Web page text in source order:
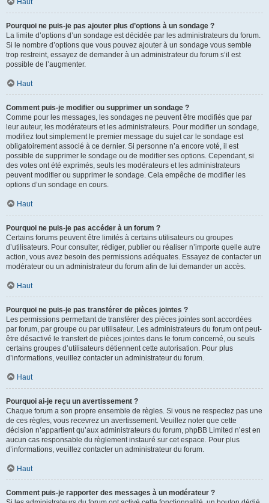
Haut
Pourquoi ne puis-je pas ajouter plus d’options à un sondage ?
La limite d’options d’un sondage est décidée par les administrateurs du forum.
Si le nombre d’options que vous pouvez ajouter à un sondage vous semble
trop restreint, essayez de demander à un administrateur du forum s’il est
possible de l’augmenter.
Haut
Comment puis-je modifier ou supprimer un sondage ?
Comme pour les messages, les sondages ne peuvent être modifiés que par
leur auteur, les modérateurs et les administrateurs. Pour modifier un sondage,
modifiez tout simplement le premier message du sujet car le sondage est
obligatoirement associé à ce dernier. Si personne n’a encore voté, il est
possible de supprimer le sondage ou de modifier ses options. Cependant, si
des votes ont été exprimés, seuls les modérateurs et les administrateurs
peuvent modifier ou supprimer le sondage. Cela empêche de modifier les
options d’un sondage en cours.
Haut
Pourquoi ne puis-je pas accéder à un forum ?
Certains forums peuvent être limités à certains utilisateurs ou groupes
d’utilisateurs. Pour consulter, rédiger, publier ou réaliser n’importe quelle autre
action, vous avez besoin des permissions adéquates. Essayez de contacter un
modérateur ou un administrateur du forum afin de lui demander un accès.
Haut
Pourquoi ne puis-je pas transférer de pièces jointes ?
Les permissions permettant de transférer des pièces jointes sont accordées
par forum, par groupe ou par utilisateur. Les administrateurs du forum ont peut-
être désactivé le transfert de pièces jointes dans le forum concerné, ou seuls
certains groupes d’utilisateurs détiennent cette autorisation. Pour plus
d’informations, veuillez contacter un administrateur du forum.
Haut
Pourquoi ai-je reçu un avertissement ?
Chaque forum a son propre ensemble de règles. Si vous ne respectez pas une
de ces règles, vous recevrez un avertissement. Veuillez noter que cette
décision n’appartient qu’aux administrateurs du forum, phpBB Limited n’est en
aucun cas responsable du règlement instauré sur cet espace. Pour plus
d’informations, veuillez contacter un administrateur du forum.
Haut
Comment puis-je rapporter des messages à un modérateur ?